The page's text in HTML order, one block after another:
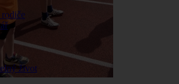
život